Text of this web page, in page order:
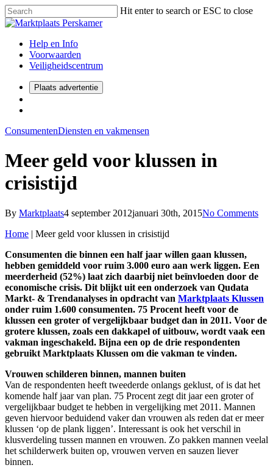
Hit enter to search or ESC to close
Help en Info
Voorwaarden
Veiligheidscentrum
Plaats advertentie
ConsumentenDiensten en vakmensen
Meer geld voor klussen in
crisistijd
By Marktplaats4 september 2012januari 30th, 2015No Comments
Home | Meer geld voor klussen in crisistijd
Consumenten die binnen een half jaar willen gaan klussen,
hebben gemiddeld voor ruim 3.000 euro aan werk liggen. Een
meerderheid (52%) laat zich daarbij niet beïnvloeden door de
economische crisis. Dit blijkt uit een onderzoek van Qudata
Markt- & Trendanalyses in opdracht van Marktplaats Klussen
onder ruim 1.600 consumenten. 75 Procent heeft voor de
klussen een groter of vergelijkbaar budget dan in 2011. Voor de
grotere klussen, zoals een dakkapel of uitbouw, wordt vaak een
vakman ingeschakeld. Bijna een op de drie respondenten
gebruikt Marktplaats Klussen om die vakman te vinden.
Vrouwen schilderen binnen, mannen buiten
Van de respondenten heeft tweederde onlangs geklust, of is dat het
komende half jaar van plan. 75 Procent zegt dit jaar een groter of
vergelijkbaar budget te hebben in vergelijking met 2011. Mannen
geven hiervoor beduidend vaker dan vrouwen als reden dat er meer
klussen ‘op de plank liggen’. Interessant is ook het verschil in
klusverdeling tussen mannen en vrouwen. Zo pakken mannen veelal
het schilderwerk buiten op, vrouwen verven en sauzen liever
binnen.